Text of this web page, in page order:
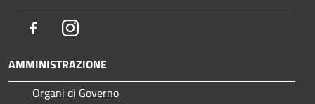
FacebookInstagram
AMMINISTRAZIONE
Organi di Governo